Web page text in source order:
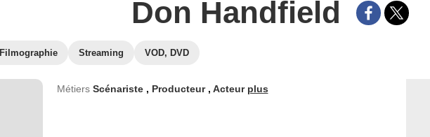
Don Handfield
Filmographie Streaming VOD, DVD
Métiers Scénariste , Producteur , Acteur plus